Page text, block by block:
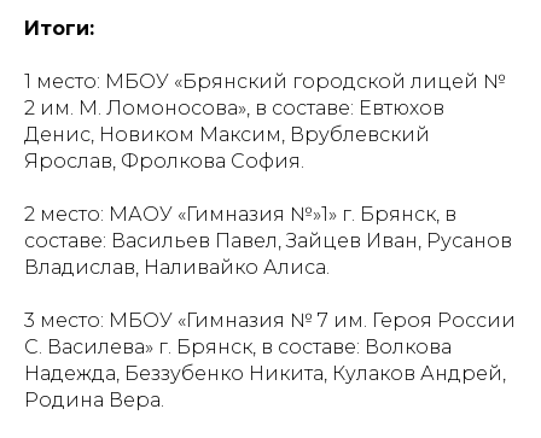
Итоги:
1 место: МБОУ «Брянский городской лицей №
2 им. М. Ломоносова», в составе: Евтюхов
Денис, Новиком Максим, Врублевский
Ярослав, Фролкова София.
2 место: МАОУ «Гимназия №»1» г. Брянск, в
составе: Васильев Павел, Зайцев Иван, Русанов
Владислав, Наливайко Алиса.
3 место: МБОУ «Гимназия № 7 им. Героя России
С. Василева» г. Брянск, в составе: Волкова
Надежда, Беззубенко Никита, Кулаков Андрей,
Родина Вера.